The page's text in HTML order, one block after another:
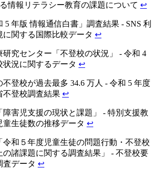
情報リテラシー教育の課題について ↩
5 年版 情報通信白書」調査結果 - SNS 利
に関する国際比較データ ↩
研究センター「不登校の状況」 - 令和 4
状況に関するデータ ↩
登校が過去最多 34.6 万人 - 令和 5 年度
不登校調査結果 ↩
障害児支援の現状と課題」 - 特別支援教
童生徒数の推移データ ↩
令和５年度児童生徒の問題行動・不登校
の諸課題に関する調査結果」 - 不登校要
査データ ↩